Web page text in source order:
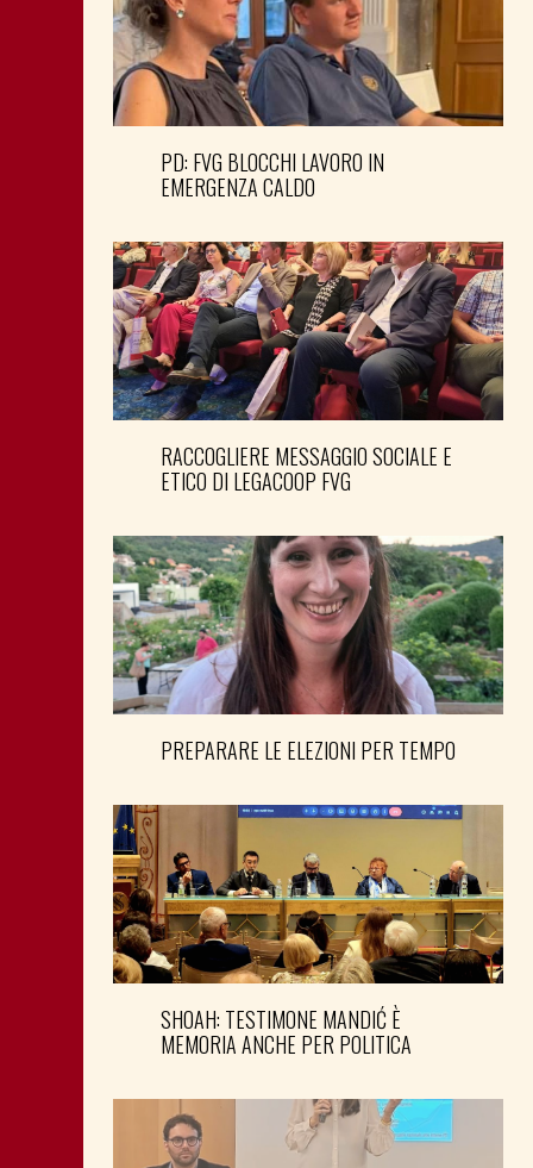
PD: FVG BLOCCHI LAVORO IN
EMERGENZA CALDO
RACCOGLIERE MESSAGGIO SOCIALE E
ETICO DI LEGACOOP FVG
PREPARARE LE ELEZIONI PER TEMPO
SHOAH: TESTIMONE MANDIĆ È
MEMORIA ANCHE PER POLITICA